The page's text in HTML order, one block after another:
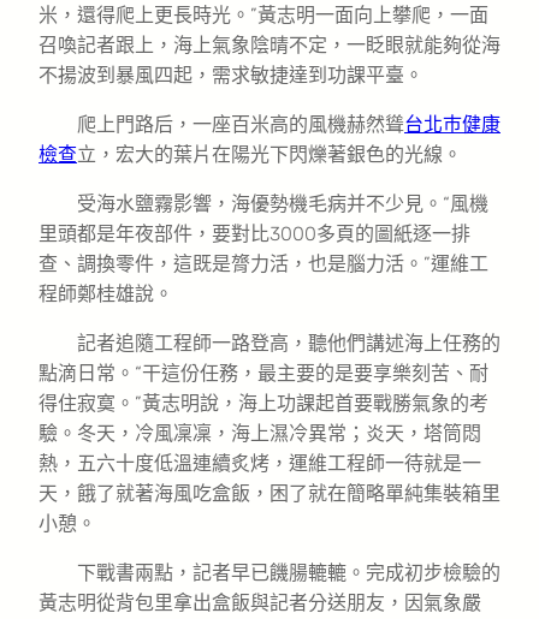
米，還得爬上更長時光。”黃志明一面向上攀爬，一面
召喚記者跟上，海上氣象陰晴不定，一眨眼就能夠從海
不揚波到暴風四起，需求敏捷達到功課平臺。
爬上門路后，一座百米高的風機赫然聳台北巿健康
檢查立，宏大的葉片在陽光下閃爍著銀色的光線。
受海水鹽霧影響，海優勢機毛病并不少見。“風機
里頭都是年夜部件，要對比3000多頁的圖紙逐一排
查、調換零件，這既是膂力活，也是腦力活。”運維工
程師鄭桂雄說。
記者追隨工程師一路登高，聽他們講述海上任務的
點滴日常。“干這份任務，最主要的是要享樂刻苦、耐
得住寂寞。”黃志明說，海上功課起首要戰勝氣象的考
驗。冬天，冷風凜凜，海上濕冷異常；炎天，塔筒悶
熱，五六十度低溫連續炙烤，運維工程師一待就是一
天，餓了就著海風吃盒飯，困了就在簡略單純集裝箱里
小憩。
下戰書兩點，記者早已饑腸轆轆。完成初步檢驗的
黃志明從背包里拿出盒飯與記者分送朋友，因氣象嚴